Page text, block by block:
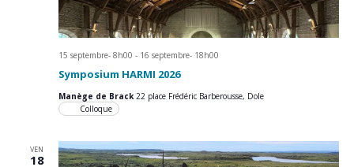
Symposium HARMI 2026
15 septembre- 8h00 - 16 septembre- 18h00
Manège de Brack 22 place Frédéric Barberousse, Dole
Colloque
VEN
18